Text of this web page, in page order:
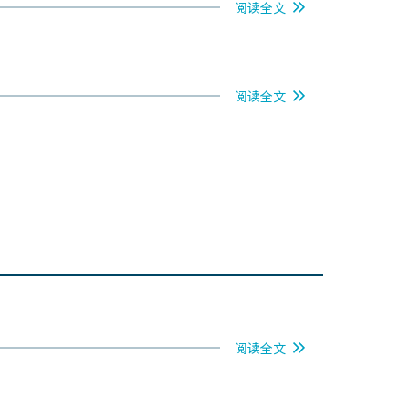
阅读全文
阅读全文
阅读全文